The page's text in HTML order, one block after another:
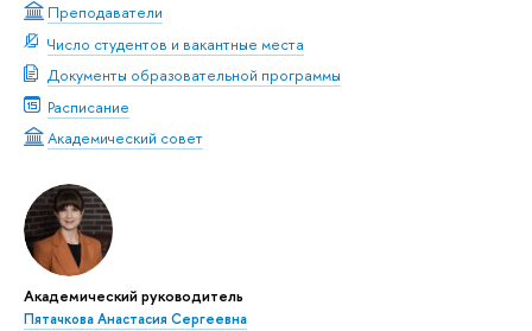
Преподаватели
Число студентов и вакантные места
Документы образовательной программы
Расписание
Академический совет
Академический руководитель
Пятачкова Анастасия Сергеевна